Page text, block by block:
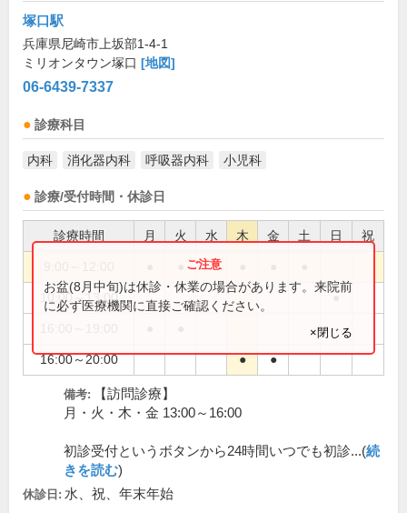
塚口駅
兵庫県尼崎市上坂部1-4-1
ミリオンタウン塚口 [地図]
06-6439-7337
診療科目
内科 消化器内科 呼吸器内科 小児科
診療/受付時間・休診日
診療時間 月 火 水 木 金 土 日 祝
10:00～13:00 ●
16:00～20:00 ● ●
お盆(8月中旬)は休診・休業の場合があります。来院前
に必ず医療機関に直接ご確認ください。
×閉じる
備考:
【訪問診療】
月・火・木・金 13:00～16:00
初診受付というボタンから24時間いつでも初診...(続
きを読む)
休診日: 水、祝、年末年始